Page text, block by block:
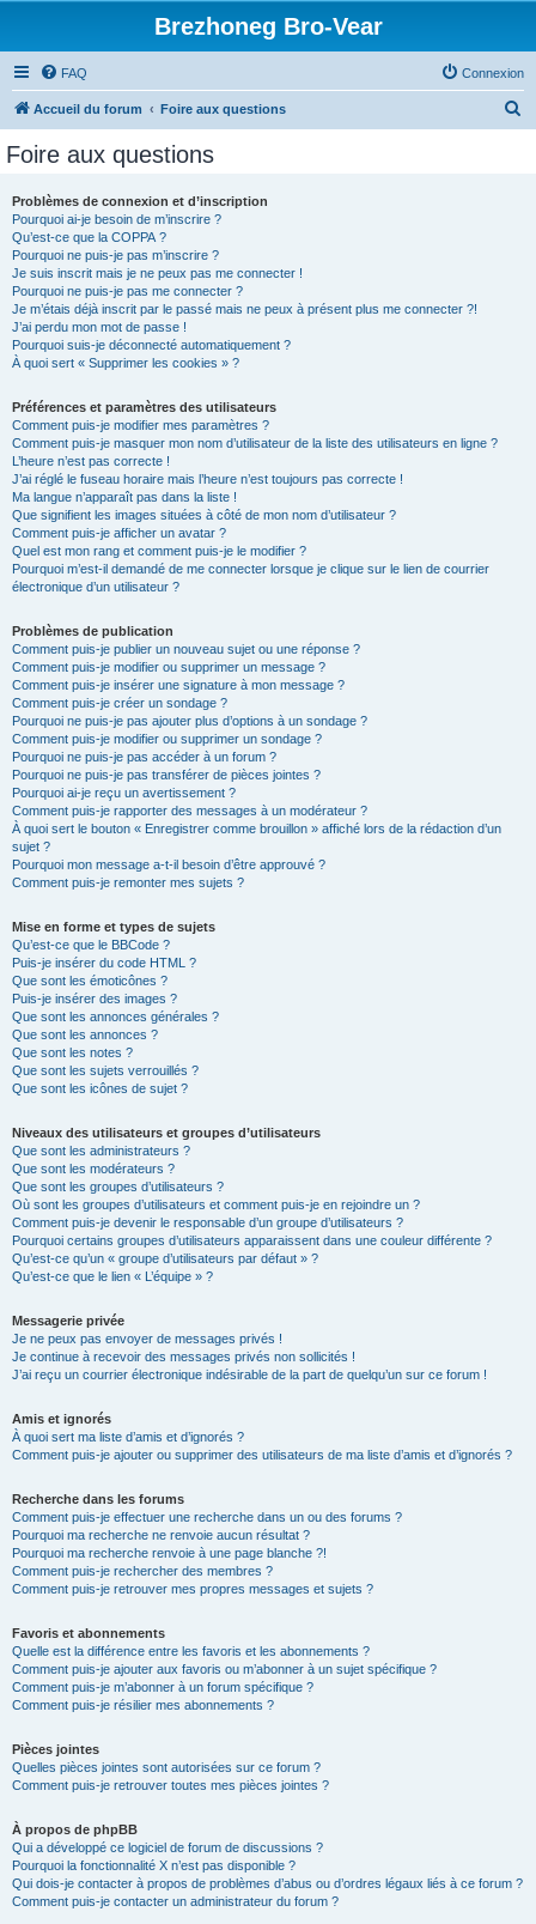
Brezhoneg Bro-Vear
FAQ Connexion
Accueil du forum Foire aux questions
Foire aux questions
Problèmes de connexion et d’inscription
Pourquoi ai-je besoin de m’inscrire ?
Qu’est-ce que la COPPA ?
Pourquoi ne puis-je pas m’inscrire ?
Je suis inscrit mais je ne peux pas me connecter !
Pourquoi ne puis-je pas me connecter ?
Je m’étais déjà inscrit par le passé mais ne peux à présent plus me connecter ?!
J’ai perdu mon mot de passe !
Pourquoi suis-je déconnecté automatiquement ?
À quoi sert « Supprimer les cookies » ?
Préférences et paramètres des utilisateurs
Comment puis-je modifier mes paramètres ?
Comment puis-je masquer mon nom d’utilisateur de la liste des utilisateurs en ligne ?
L’heure n’est pas correcte !
J’ai réglé le fuseau horaire mais l’heure n’est toujours pas correcte !
Ma langue n’apparaît pas dans la liste !
Que signifient les images situées à côté de mon nom d’utilisateur ?
Comment puis-je afficher un avatar ?
Quel est mon rang et comment puis-je le modifier ?
Pourquoi m’est-il demandé de me connecter lorsque je clique sur le lien de courrier
électronique d’un utilisateur ?
Problèmes de publication
Comment puis-je publier un nouveau sujet ou une réponse ?
Comment puis-je modifier ou supprimer un message ?
Comment puis-je insérer une signature à mon message ?
Comment puis-je créer un sondage ?
Pourquoi ne puis-je pas ajouter plus d’options à un sondage ?
Comment puis-je modifier ou supprimer un sondage ?
Pourquoi ne puis-je pas accéder à un forum ?
Pourquoi ne puis-je pas transférer de pièces jointes ?
Pourquoi ai-je reçu un avertissement ?
Comment puis-je rapporter des messages à un modérateur ?
À quoi sert le bouton « Enregistrer comme brouillon » affiché lors de la rédaction d’un
sujet ?
Pourquoi mon message a-t-il besoin d’être approuvé ?
Comment puis-je remonter mes sujets ?
Mise en forme et types de sujets
Qu’est-ce que le BBCode ?
Puis-je insérer du code HTML ?
Que sont les émoticônes ?
Puis-je insérer des images ?
Que sont les annonces générales ?
Que sont les annonces ?
Que sont les notes ?
Que sont les sujets verrouillés ?
Que sont les icônes de sujet ?
Niveaux des utilisateurs et groupes d’utilisateurs
Que sont les administrateurs ?
Que sont les modérateurs ?
Que sont les groupes d’utilisateurs ?
Où sont les groupes d’utilisateurs et comment puis-je en rejoindre un ?
Comment puis-je devenir le responsable d’un groupe d’utilisateurs ?
Pourquoi certains groupes d’utilisateurs apparaissent dans une couleur différente ?
Qu’est-ce qu’un « groupe d’utilisateurs par défaut » ?
Qu’est-ce que le lien « L’équipe » ?
Messagerie privée
Je ne peux pas envoyer de messages privés !
Je continue à recevoir des messages privés non sollicités !
J’ai reçu un courrier électronique indésirable de la part de quelqu’un sur ce forum !
Amis et ignorés
À quoi sert ma liste d’amis et d’ignorés ?
Comment puis-je ajouter ou supprimer des utilisateurs de ma liste d’amis et d’ignorés ?
Recherche dans les forums
Comment puis-je effectuer une recherche dans un ou des forums ?
Pourquoi ma recherche ne renvoie aucun résultat ?
Pourquoi ma recherche renvoie à une page blanche ?!
Comment puis-je rechercher des membres ?
Comment puis-je retrouver mes propres messages et sujets ?
Favoris et abonnements
Quelle est la différence entre les favoris et les abonnements ?
Comment puis-je ajouter aux favoris ou m’abonner à un sujet spécifique ?
Comment puis-je m’abonner à un forum spécifique ?
Comment puis-je résilier mes abonnements ?
Pièces jointes
Quelles pièces jointes sont autorisées sur ce forum ?
Comment puis-je retrouver toutes mes pièces jointes ?
À propos de phpBB
Qui a développé ce logiciel de forum de discussions ?
Pourquoi la fonctionnalité X n’est pas disponible ?
Qui dois-je contacter à propos de problèmes d’abus ou d’ordres légaux liés à ce forum ?
Comment puis-je contacter un administrateur du forum ?